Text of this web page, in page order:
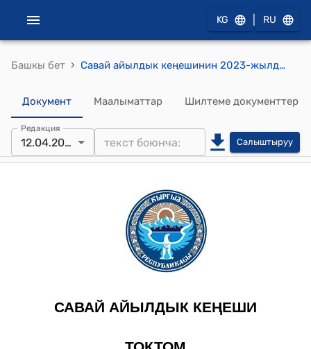
KG RU
Башкы бет › Савай айылдык кеңешинин 2023-жылдын 12-апрели № 12 "Савай айыл өкмөтүнүн 2023-жылдын 1-январына карата калдык сумманы бекитүү жөнүндө" токтому
Документ Маалыматтар Шилтеме документтер
Редакция
12.04.2023 Салыштыруу